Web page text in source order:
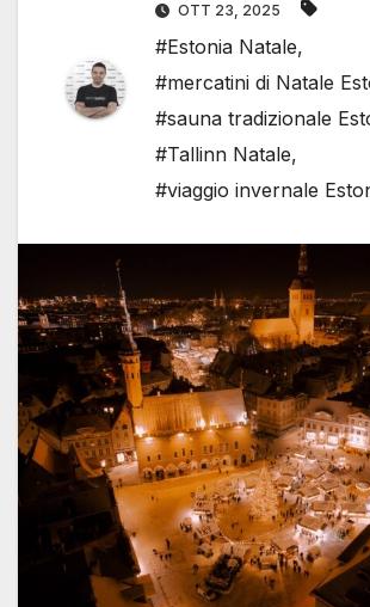
OTT 23, 2025
#Estonia Natale,
#mercatini di Natale
#sauna tradizionale
#Tallinn Natale,
#viaggio invernale